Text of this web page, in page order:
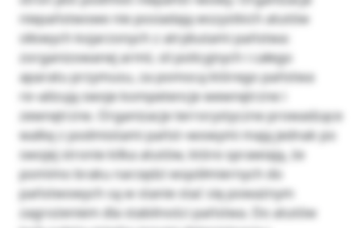
niepaństwowe nie posiadają wszystkich atutów
siłowych kojarzonych z atrybutami państwa:
zorganizowanej armii, sil policyjnych i całego
aparatu przymusu, za pomocą którego państwa
re¬alizują swoje kompetencje wewnętrzne i
zewnętrzne. Organizacje terrorystyczne prowadzące
walkę z podmiotami państ¬wowymi mają jednak po
swojej stronie kilka atutów, które sprawiają, że
pomimo braku narzędzi współmiernych do
państwowych są w stanie stać się poważnym
zagrożeniem dla stabilności państwa. Do atutów